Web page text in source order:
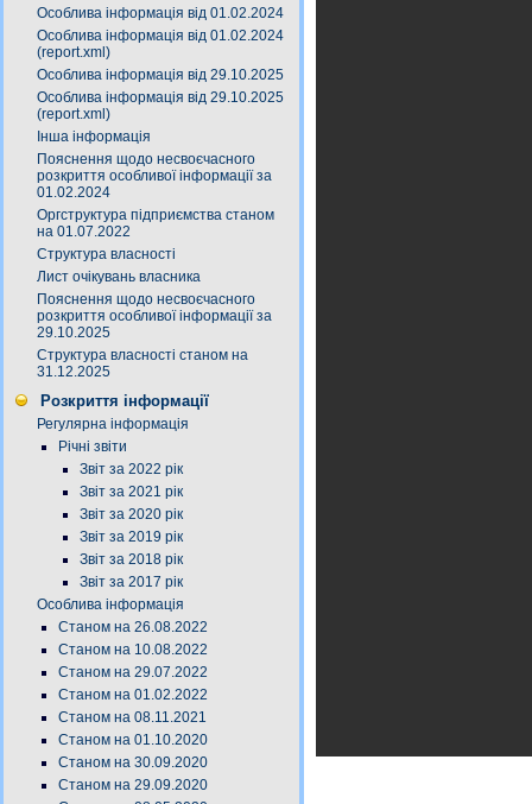
Особлива інформація від 01.02.2024
Особлива інформація від 01.02.2024
(report.xml)
Особлива інформація від 29.10.2025
Особлива інформація від 29.10.2025
(report.xml)
Інша інформація
Пояснення щодо несвоєчасного
розкриття особливої інформації за
01.02.2024
Оргструктура підприємства станом
на 01.07.2022
Структура власності
Лист очікувань власника
Пояснення щодо несвоєчасного
розкриття особливої інформації за
29.10.2025
Структура власності станом на
31.12.2025
Розкриття інформації
Регулярна інформація
Річні звіти
Звіт за 2022 рік
Звіт за 2021 рік
Звіт за 2020 рік
Звіт за 2019 рік
Звіт за 2018 рік
Звіт за 2017 рік
Особлива інформація
Станом на 26.08.2022
Станом на 10.08.2022
Станом на 29.07.2022
Станом на 01.02.2022
Станом на 08.11.2021
Станом на 01.10.2020
Станом на 30.09.2020
Станом на 29.09.2020